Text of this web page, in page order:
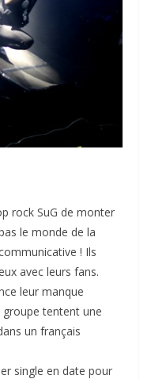
rock SuG de monter
le monde de la
! Ils
avec leurs fans.
leur manque
groupe tentent une
un français
single en date pour